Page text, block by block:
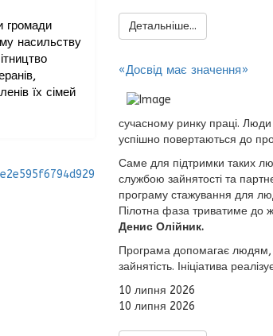
громади
насильству
їх сімей
Детальніше...
«Досвід має значення»
сучасному ринку праці.
успішно повертаються до
Саме для підтримки таких
службою зайнятості та
програму стажування для
Пілотна фаза триватиме до
Денис Олійник.
Програма допомагає людям,
зайнятість. Ініціатива
10 липня 2026
10 липня 2026